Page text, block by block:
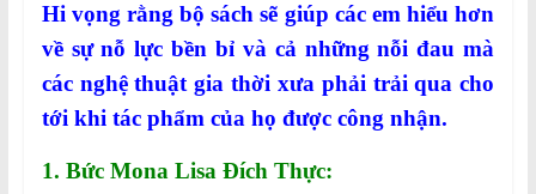
Hi vọng rằng bộ sách sẽ giúp các em hiểu hơn
về sự nỗ lực bền bỉ và cả những nỗi đau mà
các nghệ thuật gia thời xưa phải trải qua cho
tới khi tác phẩm của họ được công nhận.
1. Bức Mona Lisa Đích Thực: